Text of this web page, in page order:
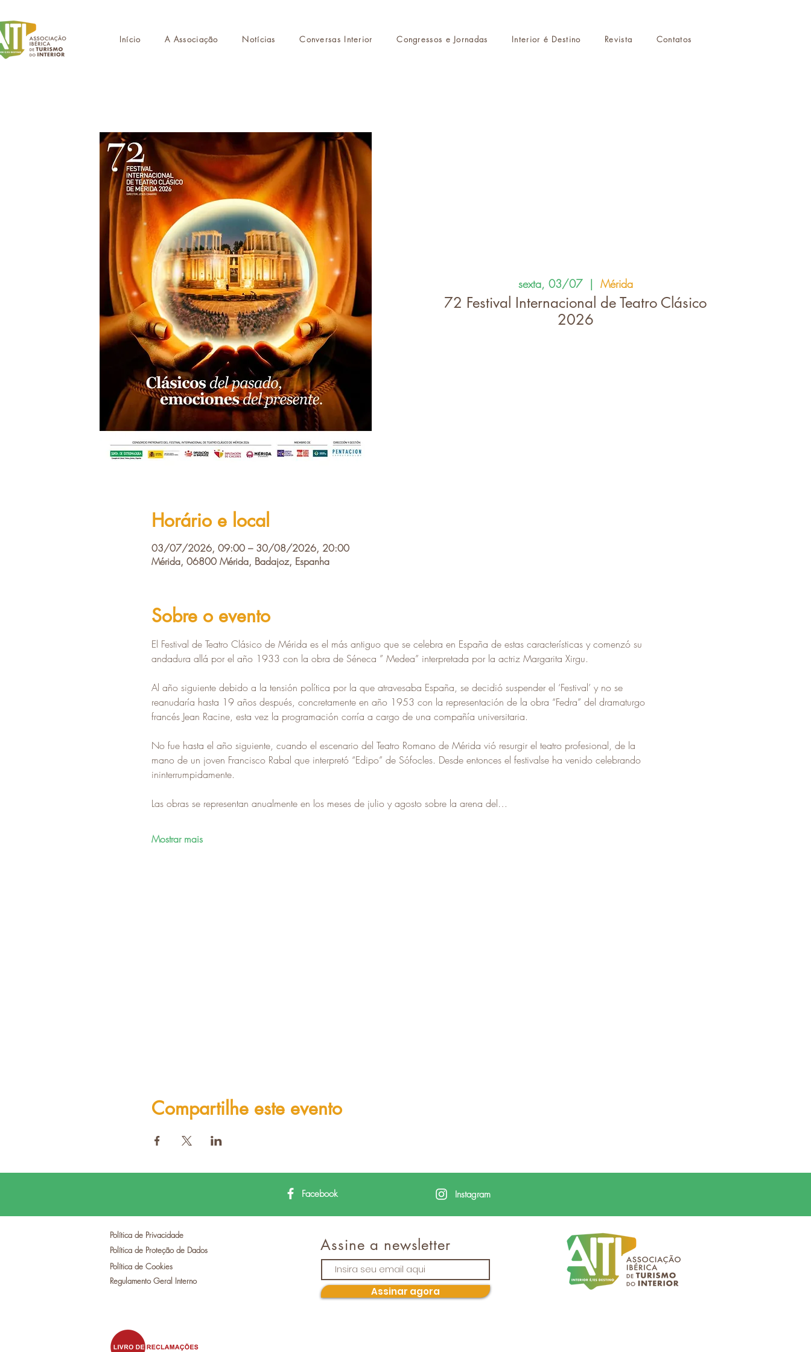
Início A Associação Notícias Conversas Interior Congressos e Jornadas Interior é Destino Revista Contatos
sexta, 03/07
  |
Mérida
72 Festival Internacional de Teatro Clásico
2026
Horário e local
03/07/2026, 09:00 – 30/08/2026, 20:00
Mérida, 06800 Mérida, Badajoz, Espanha
Sobre o evento
El Festival de Teatro Clásico de Mérida es el más antiguo que se celebra en España de estas características y comenzó su
andadura allá por el año 1933 con la obra de Séneca ” Medea” interpretada por la actriz Margarita Xirgu.
Al año siguiente debido a la tensión política por la que atravesaba España, se decidió suspender el ‘Festival’ y no se
reanudaría hasta 19 años después, concretamente en año 1953 con la representación de la obra “Fedra” del dramaturgo
francés Jean Racine, esta vez la programación corría a cargo de una compañía universitaria.
No fue hasta el año siguiente, cuando el escenario del Teatro Romano de Mérida vió resurgir el teatro profesional, de la
mano de un joven Francisco Rabal que interpretó “Edipo” de Sófocles. Desde entonces el festivalse ha venido celebrando
ininterrumpidamente.
Las obras se representan anualmente en los meses de julio y agosto sobre la arena del…
Mostrar mais
Compartilhe este evento
Facebook Instagram
Política de Privacidade
Política de Proteção de Dados
Política de Cookies
Regulamento Geral Interno
Assine a newsletter
Assinar agora